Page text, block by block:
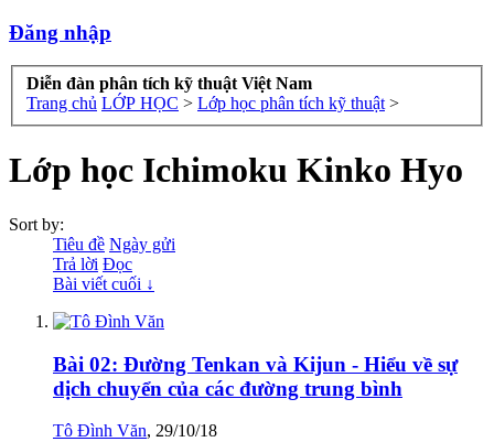
Đăng nhập
Diễn đàn phân tích kỹ thuật Việt Nam
Trang chủ LỚP HỌC > Lớp học phân tích kỹ thuật >
Lớp học Ichimoku Kinko Hyo
Sort by:
Tiêu đề Ngày gửi
Trả lời Đọc
Bài viết cuối ↓
Bài 02: Đường Tenkan và Kijun - Hiểu về sự
dịch chuyển của các đường trung bình
Tô Đình Văn, 29/10/18